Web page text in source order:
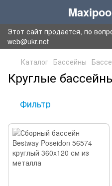
Этот сайт продается, по
web@ukr.net
Каталог Бассейны
Круглые
Фильтр